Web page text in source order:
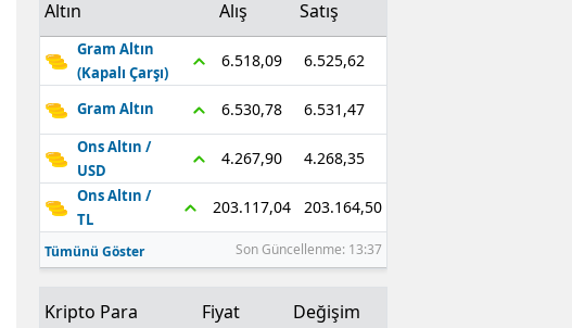
Altın Alış Satış
Gram Altın
(Kapalı Çarşı)
6.518,09 6.525,62
Gram Altın 6.530,78 6.531,47
Ons Altın /
USD
4.267,90 4.268,35
Ons Altın /
TL
203.117,04 203.164,50
Tümünü Göster Son Güncellenme: 13:37
Kripto Para Fiyat Değişim